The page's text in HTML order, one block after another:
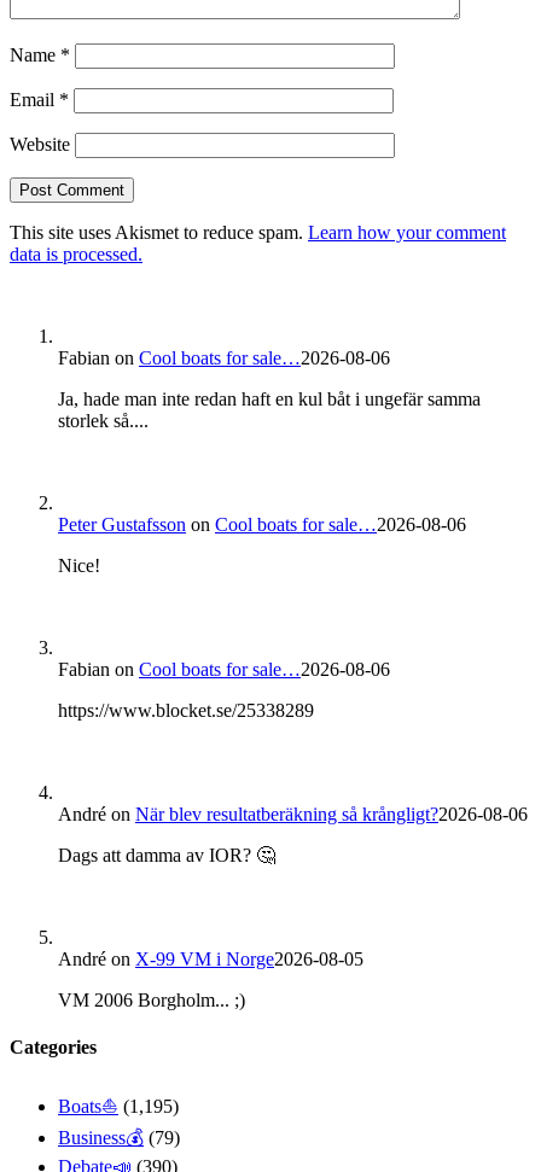
Name *
Email *
Website
This site uses Akismet to reduce spam. Learn how your comment
data is processed.
Fabian on Cool boats for sale…2026-08-06
Ja, hade man inte redan haft en kul båt i ungefär samma
storlek så....
Peter Gustafsson on Cool boats for sale…2026-08-06
Nice!
Fabian on Cool boats for sale…2026-08-06
https://www.blocket.se/25338289
André on När blev resultatberäkning så krångligt?2026-08-06
Dags att damma av IOR? 🤔
André on X-99 VM i Norge2026-08-05
VM 2006 Borgholm... ;)
Categories
Boats⛵️ (1,195)
Business💰 (79)
Debate📣 (390)